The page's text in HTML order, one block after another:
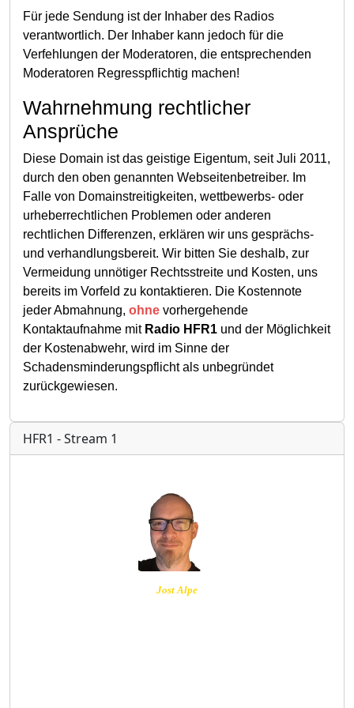
Für jede Sendung ist der Inhaber des Radios
verantwortlich. Der Inhaber kann jedoch für die
Verfehlungen der Moderatoren, die entsprechenden
Moderatoren Regresspflichtig machen!
Wahrnehmung rechtlicher
Ansprüche
Diese Domain ist das geistige Eigentum, seit Juli 2011,
durch den oben genannten Webseitenbetreiber. Im
Falle von Domainstreitigkeiten, wettbewerbs- oder
urheberrechtlichen Problemen oder anderen
rechtlichen Differenzen, erklären wir uns gesprächs-
und verhandlungsbereit. Wir bitten Sie deshalb, zur
Vermeidung unnötiger Rechtsstreite und Kosten, uns
bereits im Vorfeld zu kontaktieren. Die Kostennote
jeder Abmahnung, ohne vorhergehende
Kontaktaufnahme mit Radio HFR1 und der Möglichkeit
der Kostenabwehr, wird im Sinne der
Schadensminderungspflicht als unbegründet
zurückgewiesen.
HFR1 - Stream 1